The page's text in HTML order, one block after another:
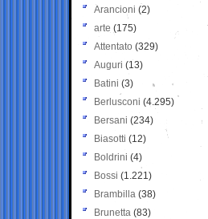
Arancioni (2)
arte (175)
Attentato (329)
Auguri (13)
Batini (3)
Berlusconi (4.295)
Bersani (234)
Biasotti (12)
Boldrini (4)
Bossi (1.221)
Brambilla (38)
Brunetta (83)